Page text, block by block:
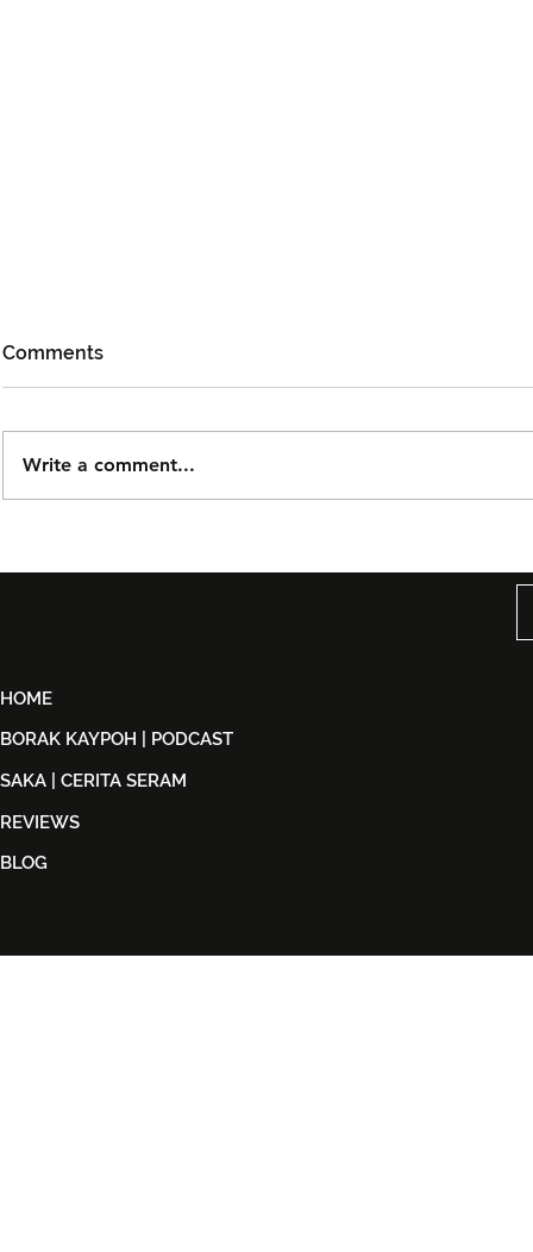
Dijual
Comments
Write a comment...
HOME
BORAK KAYPOH | PODCAST
SAKA | CERITA SERAM
REVIEWS
BLOG